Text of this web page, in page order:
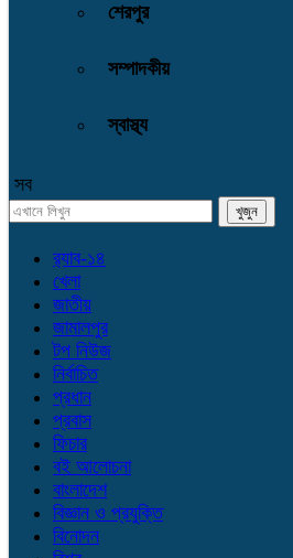
শেরপুর
সম্পাদকীয়
স্বাস্থ্য
সব
র‌্যাব-১৪
খেলা
জাতীয়
জামালপুর
টপ নিউজ
নির্বাচিত
প্রধান
প্রবাস
ফিচার
বই আলোচনা
বাংলাদেশ
বিজ্ঞান ও প্রযুক্তি
বিনোদন